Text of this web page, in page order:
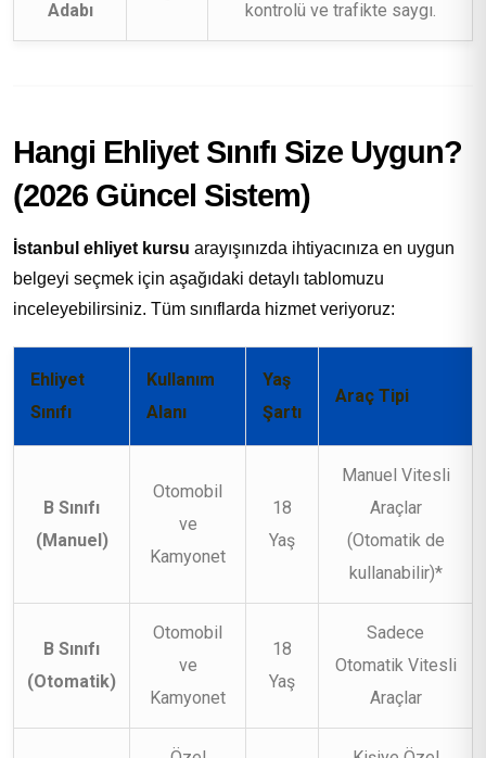
Adabı
kontrolü ve trafikte saygı.
Hangi Ehliyet Sınıfı Size Uygun?
(2026 Güncel Sistem)
İstanbul ehliyet kursu arayışınızda ihtiyacınıza en uygun
belgeyi seçmek için aşağıdaki detaylı tablomuzu
inceleyebilirsiniz. Tüm sınıflarda hizmet veriyoruz:
Ehliyet
Sınıfı
Kullanım
Alanı
Yaş
Şartı
Araç Tipi
B Sınıfı
(Manuel)
Otomobil
ve
Kamyonet
18
Yaş
Manuel Vitesli
Araçlar
(Otomatik de
kullanabilir)*
B Sınıfı
(Otomatik)
Otomobil
ve
Kamyonet
18
Yaş
Sadece
Otomatik Vitesli
Araçlar